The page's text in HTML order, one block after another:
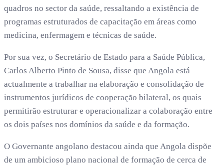
quadros no sector da saúde, ressaltando a existência de
programas estruturados de capacitação em áreas como
medicina, enfermagem e técnicas de saúde.
Por sua vez, o Secretário de Estado para a Saúde Pública,
Carlos Alberto Pinto de Sousa, disse que Angola está
actualmente a trabalhar na elaboração e consolidação de
instrumentos jurídicos de cooperação bilateral, os quais
permitirão estruturar e operacionalizar a colaboração entre
os dois países nos domínios da saúde e da formação.
O Governante angolano destacou ainda que Angola dispõe
de um ambicioso plano nacional de formação de cerca de